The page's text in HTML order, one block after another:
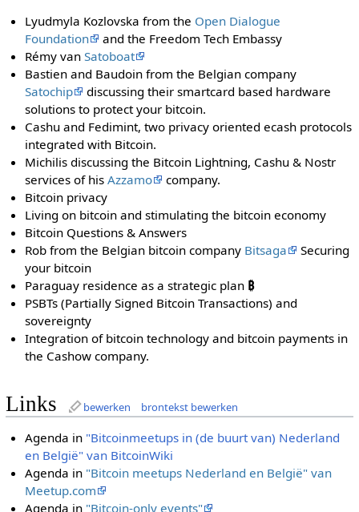
Lyudmyla Kozlovska from the Open Dialogue
Foundation
and the Freedom Tech Embassy
Rémy vanSatoboat
Bastien and Baudoin from the Belgian company
Satochip
discussing their smartcard based hardware
solutions to protect your bitcoin.
Cashu and Fedimint, two privacy oriented ecash protocols
integrated with Bitcoin.
Michilis discussing the Bitcoin Lightning, Cashu & Nostr
services of hisAzzamo
company.
Bitcoin privacy
Living on bitcoin and stimulating the bitcoin economy
Bitcoin Questions & Answers
Rob from the Belgian bitcoin company Bitsaga
Securing
your bitcoin
Paraguay residence as a strategic plan ₿
PSBTs (Partially Signed Bitcoin Transactions) and
sovereignty
Integration of bitcoin technology and bitcoin payments in
the Cashow company.
Links bewerken brontekst bewerken
Agenda in "Bitcoinmeetups in (de buurt van) Nederland
en België" van BitcoinWiki
Agenda in "Bitcoin meetups Nederland en België" van
Meetup.com
Agenda in "Bitcoin-only events"